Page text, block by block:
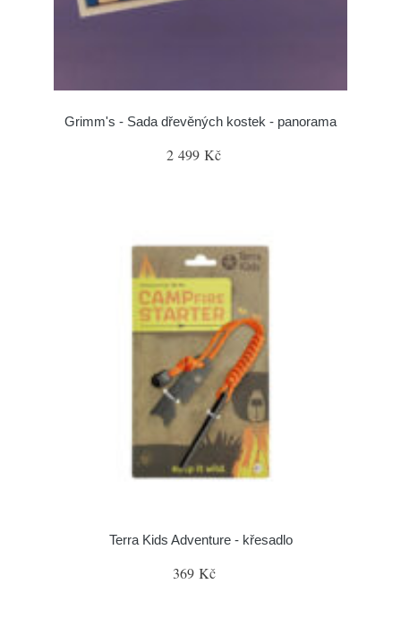
Grimm's - Sada dřevěných kostek - panorama
2 499 Kč
Terra Kids Adventure - křesadlo
369 Kč